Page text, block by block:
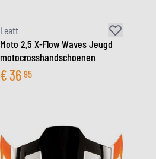
Leatt
Moto 2.5 X-Flow Waves Jeugd
motocrosshandschoenen
€36 95